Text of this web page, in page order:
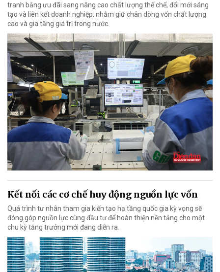
tranh bằng ưu đãi sang nâng cao chất lượng thể chế, đổi mới sáng
tạo và liên kết doanh nghiệp, nhằm giữ chân dòng vốn chất lượng
cao và gia tăng giá trị trong nước.
Kết nối các cơ chế huy động nguồn lực vốn
Quá trình tư nhân tham gia kiến tạo hạ tầng quốc gia kỳ vọng sẽ
đóng góp nguồn lực cùng đầu tư để hoàn thiện nền tảng cho một
chu kỳ tăng trưởng mới đang diễn ra.